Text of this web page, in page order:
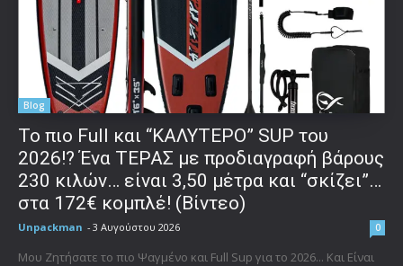
Blog
To πιο Full και “ΚΑΛΥΤΕΡΟ” SUP του
2026!? Ένα ΤΕΡΑΣ με προδιαγραφή βάρους
230 κιλών… είναι 3,50 μέτρα και “σκίζει”…
στα 172€ κομπλέ! (Βίντεο)
Unpackman - 3 Αυγούστου 2026 0
Μου Ζητήσατε το πιο Ψαγμένο και Full Sup για το 2026... Και Είναι